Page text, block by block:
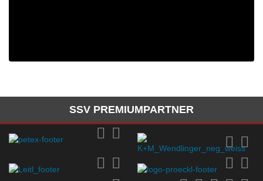
SSV PREMIUMPARTNER